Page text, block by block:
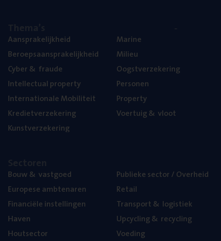
Aan­spra­ke­lijk­heid
Beroeps­aan­spra­ke­lijk­heid
Cyber& fraude
Intel­lec­tu­al property
Inter­na­ti­o­na­le Mobiliteit
Kre­diet­ver­ze­ke­ring
Kunst­ver­ze­ke­ring
Mari­ne
Mili­eu
Oogst­ver­ze­ke­ring
Per­so­nen
Pro­per­ty
Voer­tuig& vloot
Bouw& vastgoed
Euro­pe­se ambtenaren
Finan­ci­ë­le instellingen
Haven
Hout­sec­tor
Publie­ke sec­tor / Overheid
Retail
Trans­port& logistiek
Upcy­cling& recycling
Voe­ding